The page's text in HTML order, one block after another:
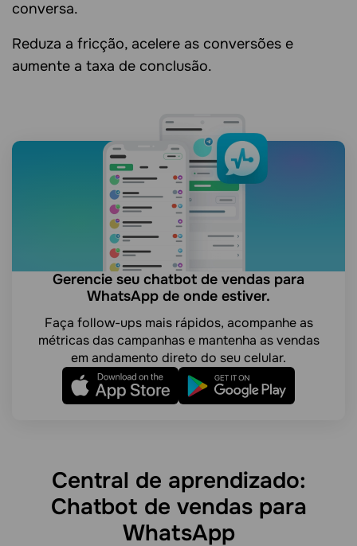
conversa.
Reduza a fricção, acelere as conversões e
aumente a taxa de conclusão.
Gerencie seu chatbot de vendas para
WhatsApp de onde estiver.
Faça follow-ups mais rápidos, acompanhe as
métricas das campanhas e mantenha as vendas
em andamento direto do seu celular.
Central de aprendizado:
Chatbot de vendas para
WhatsApp